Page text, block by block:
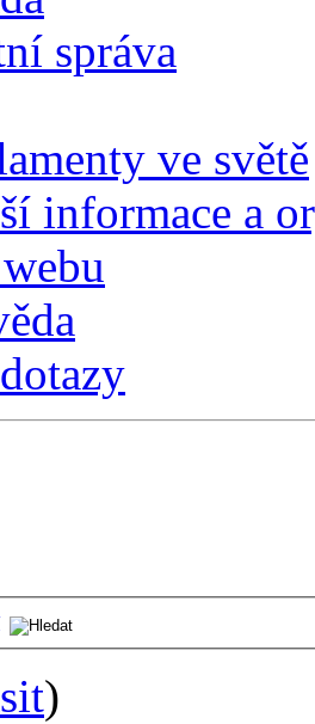
správa
ve světě
informace a
)